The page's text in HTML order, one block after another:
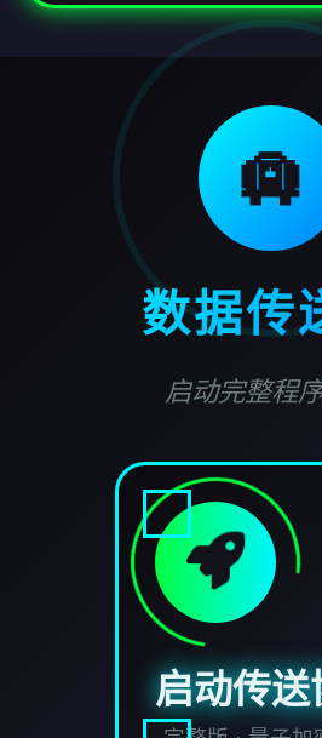
🛄
数据传
启动完整程
启动传送